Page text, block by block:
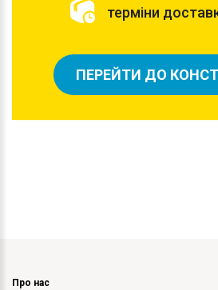
терміни
ПЕРЕЙТИ ДО
Про нас